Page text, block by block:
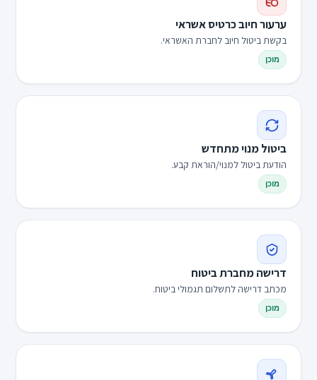
ערעור חיוב כרטיס אשראי
בקשת ביטול חיוב לחברת האשראי.
מוכן
ביטול מנוי מתחדש
הודעת ביטול למנוי/הוראת קבע.
מוכן
דרישה מחברת ביטוח
מכתב דרישה לתשלום תגמולי ביטוח.
מוכן